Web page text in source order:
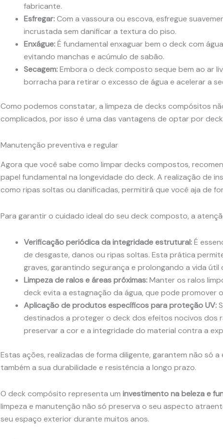
fabricante.
Esfregar:Com a vassoura ou escova, esfregue
incrustada sem danificar a textura do piso.
Enxágue:É fundamental enxaguar bem o deck com
evitando manchas e acúmulo de sabão.
Secagem:Embora o deck composto seque bem ao ar
borracha para retirar o excesso de água e acelerar a
Como podemos constatar, a limpeza de decks compósitos
complicados, por isso é uma das vantagens de optar por
Manutenção preventiva e regular
Agora que você sabe como limpar decks compostos,
papel fundamental na longevidade do deck. A realização de
como ripas soltas ou danificadas, permitirá que você aja de
Para garantir o cuidado ideal do seu deck composto, a
Verificação periódica da integridade estrutural:É
de desgaste, danos ou ripas soltas. Esta prática
graves, garantindo segurança e prolongando a vida útil
Limpeza de ralos e áreas próximas:Manter os ralos
deck evita a estagnação da água, que pode
Aplicação de produtos específicos para proteção UV:
destinados a proteger o deck dos efeitos nocivos dos
preservar a cor e a integridade do material contra a
Estas ações, realizadas de forma diligente, garantem não só
também a sua durabilidade e resistência a longo prazo.
O deck compósito representa um investimento na beleza e
limpeza e manutenção não só preserva o seu aspecto
seu espaço exterior durante muitos anos.